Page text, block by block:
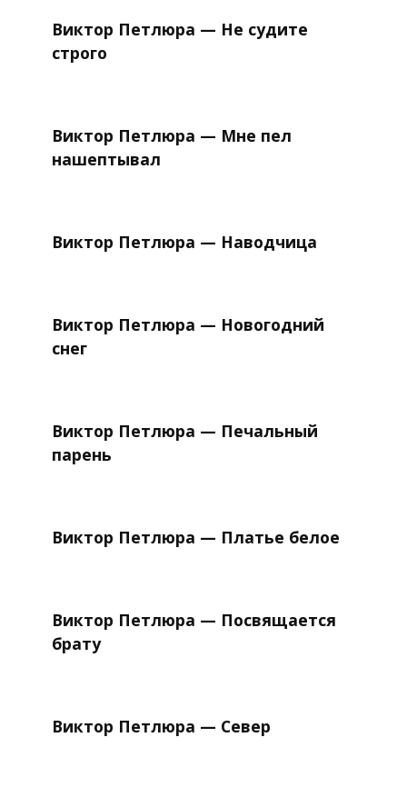
Виктор Петлюра — Не судите
строго
Виктор Петлюра — Мне пел
нашептывал
Виктор Петлюра — Наводчица
Виктор Петлюра — Новогодний
снег
Виктор Петлюра — Печальный
парень
Виктор Петлюра — Платье белое
Виктор Петлюра — Посвящается
брату
Виктор Петлюра — Север